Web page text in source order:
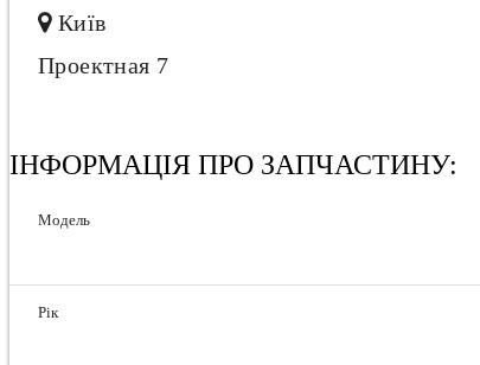
Київ
Проектная 7
ІНФОРМАЦІЯ ПРО ЗАПЧАСТИНУ:
Модель
Рік